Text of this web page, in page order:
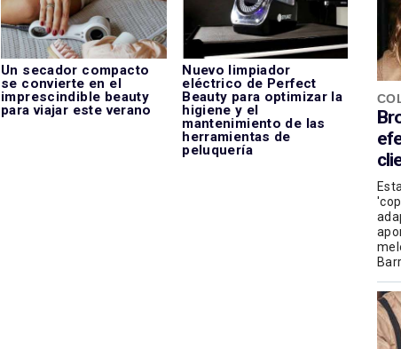
Un secador compacto
se convierte en el
imprescindible beauty
para viajar este verano
Nuevo limpiador
eléctrico de Perfect
Beauty para optimizar la
higiene y el
mantenimiento de las
herramientas de
peluquería